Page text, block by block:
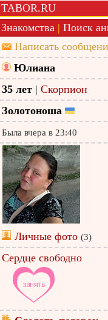
TABOR.RU
Знакомства | Поиск
Написать
Юлиана
35 лет | Скорпион
Золотоноша
Была вчера в 23:40
Личные фото (3)
Сердце свободно